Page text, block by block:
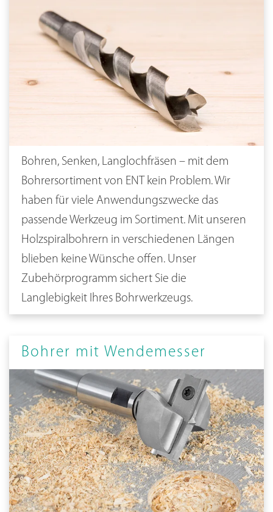
Bohren, Senken, Langlochfräsen – mit dem
Bohrersortiment von ENT kein Problem. Wir
haben für viele Anwendungszwecke das
passende Werkzeug im Sortiment. Mit unseren
Holzspiralbohrern in verschiedenen Längen
blieben keine Wünsche offen. Unser
Zubehörprogramm sichert Sie die
Langlebigkeit Ihres Bohrwerkzeugs.
Bohrer mit Wendemesser